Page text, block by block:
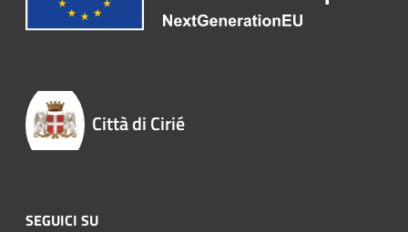
Città di Cirié
SEGUICI SU